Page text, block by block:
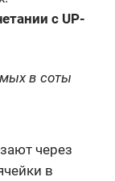
с UP-
в соты
через
в